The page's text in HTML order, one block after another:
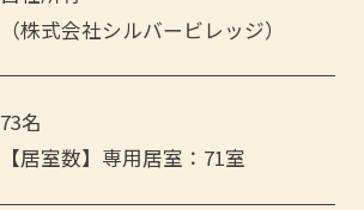
（株式会社シルバービレッジ）
73名
【居室数】専用居室：71室